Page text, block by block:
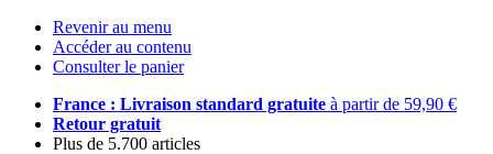
Revenir au menu
Accéder au contenu
Consulter le panier
France : Livraison standard gratuite à partir de 59,90 €
Retour gratuit
Plus de 5.700 articles